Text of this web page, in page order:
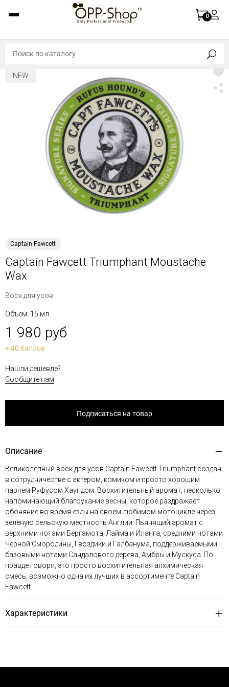
0
NEW
Captain Fawcett
Captain Fawcett Triumphant Moustache
Wax
Воск для усов
Объем: 15 мл
1 980 руб
+ 40 баллов
Нашли дешевле?
Сообщите нам
Подписаться на товар
Описание
Великолепный воск для усов Captain Fawcett Triumphant создан
в сотрудничестве с актером, комиком и просто хорошим
парнем Руфусом Хаундом. Восхитительный аромат, несколько
напоминающий благоухание весны, которое раздражает
обоняние во время езды на своем любимом мотоцикле через
зеленую сельскую местность Англии. Пьянящий аромат с
верхними нотами Бергамота, Лайма и Иланга, средними нотами
Черной Смородины, Гвоздики и Галбанума, поддерживаемыми
базовыми нотами Сандалового дерева, Амбры и Мускуса. По
правде говоря, это просто восхитительная алхимическая
смесь, возможно одна из лучших в ассортименте Captain
Fawcett.
Характеристики